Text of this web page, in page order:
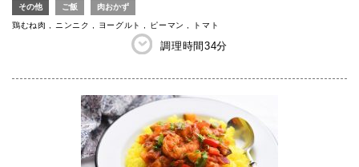
その他 ご飯 肉おかず
鶏むね肉 ニンニク ヨーグルト ピーマン トマト
調理時間34分